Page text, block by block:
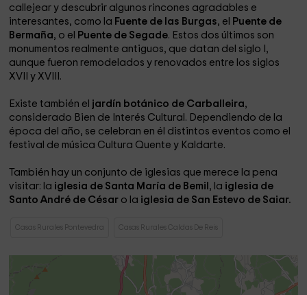
callejear y descubrir algunos rincones agradables e
interesantes, como la Fuente de las Burgas, el
Puente de
Bermaña, o el Puente de Segade. Estos dos últimos son
monumentos realmente antiguos, que datan del siglo I,
aunque fueron remodelados y renovados entre los siglos
XVII y XVIII.
Existe también el jardín botánico de Carballeira,
considerado Bien de Interés Cultural. Dependiendo de la
época del año, se celebran en él distintos eventos como el
festival de música Cultura Quente y Kaldarte.
También hay un conjunto de iglesias que merece la pena
visitar: la iglesia de Santa María de Bemil , la iglesia de
Santo André de César o la iglesia de San Estevo de Saiar.
Casas Rurales Pontevedra Casas Rurales Caldas De Reis